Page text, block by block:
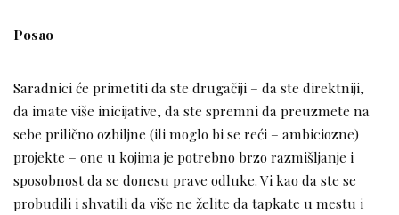
Posao
Saradnici će primetiti da ste drugačiji – da ste direktniji,
da imate više inicijative, da ste spremni da preuzmete na
sebe prilično ozbiljne (ili moglo bi se reći – ambiciozne)
projekte – one u kojima je potrebno brzo razmišljanje i
sposobnost da se donesu prave odluke. Vi kao da ste se
probudili i shvatili da više ne želite da tapkate u mestu i